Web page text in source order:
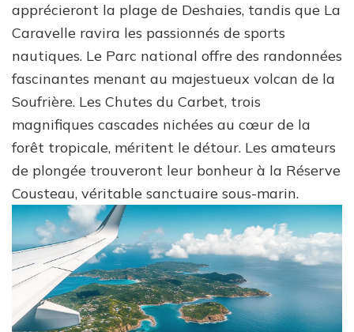
apprécieront la plage de Deshaies, tandis que La
Caravelle ravira les passionnés de sports
nautiques. Le Parc national offre des randonnées
fascinantes menant au majestueux volcan de la
Soufrière. Les Chutes du Carbet, trois
magnifiques cascades nichées au cœur de la
forêt tropicale, méritent le détour. Les amateurs
de plongée trouveront leur bonheur à la Réserve
Cousteau, véritable sanctuaire sous-marin.